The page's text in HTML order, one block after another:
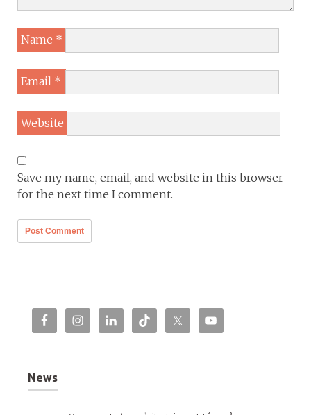
Name *
Email *
Website
Save my name, email, and website in this browser
for the next time I comment.
News